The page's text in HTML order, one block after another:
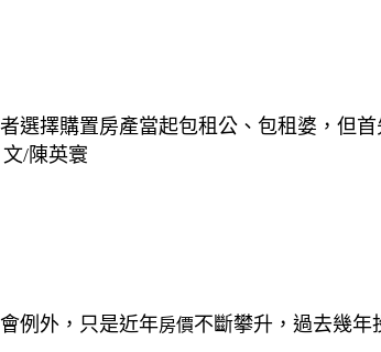
選擇購置房產當起包租公、包租婆，但
/陳英寰
例外，只是近年房價不斷攀升，過去幾年